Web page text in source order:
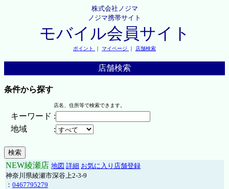
株式会社ノジマ
ノジマ携帯サイト
モバイル会員サイト
ポイント ｜ マイページ ｜ 店舗検索
店舗検索
条件から探す
店名、住所等で検索できます。
キーワード :
地域
:
NEW綾瀬店 地図 詳細 お気に入り店舗登録
神奈川県綾瀬市深谷上2-3-9
： 0467795279